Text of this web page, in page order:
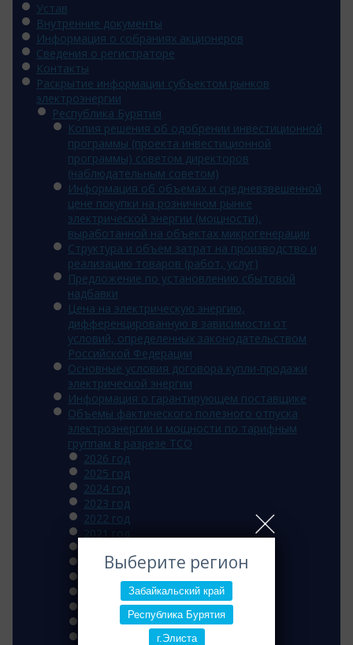
Выберите регион
Забайкальский край
Республика Бурятия
г.Элиста
Устав
Внутренние документы
Информация о собраниях акционеров
Сведения о регистраторе
Контакты
Раскрытие информации субъектом рынков
электроэнергии
Республика Бурятия
Копия решения об одобрении инвестиционной
программы (проекта инвестиционной
программы) советом директоров
(наблюдательным советом)
Информация об объемах и средневзвешенной
цене покупки на розничном рынке
электрической энергии (мощности),
выработанной на объектах микрогенерации
Структура и объем затрат на производство и
реализацию товаров (работ, услуг)
Предложение по установлению сбытовой
надбавки
Цена на электрическую энергию,
дифференцированную в зависимости от
условий, определенных законодательством
Российской Федерации
Основные условия договора купли-продажи
электрической энергии
Информация о гарантирующем поставщике
Объемы фактического полезного отпуска
электроэнергии и мощности по тарифным
группам в разрезе ТСО
2026 год
2025 год
2024 год
2023 год
2022 год
2021 год
2019 год
2018 год
2017 год
2016 год
2015 год